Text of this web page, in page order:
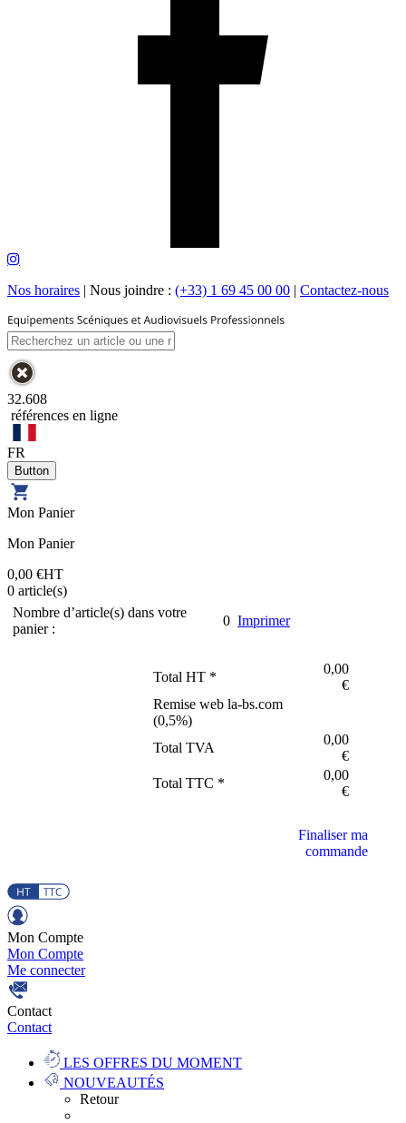
Nos horaires | Nous joindre : (+33) 1 69 45 00 00 | Contactez-nous
32.608
références en ligne
FR
Mon Panier
Mon Panier
0,00 €HT
0 article(s)
Nombre d’article(s) dans votre
panier :
0 Imprimer
Total HT *
0,00
€
Remise web la-bs.com
(0,5%)
Total TVA
0,00
€
Total TTC *
0,00
€
Finaliser ma
commande
Mon Compte
Mon Compte
Me connecter
Contact
Contact
LES OFFRES DU MOMENT
NOUVEAUTÉS
Retour